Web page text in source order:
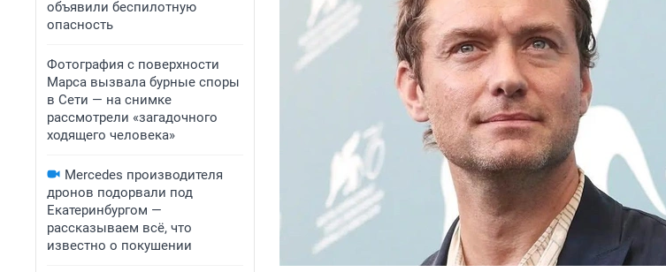
объявили беспилотную
опасность
Фотография с поверхности
Марса вызвала бурные споры
в Сети — на снимке
рассмотрели «загадочного
ходящего человека»
Mercedes производителя
дронов подорвали под
Екатеринбургом —
рассказываем всё, что
известно о покушении